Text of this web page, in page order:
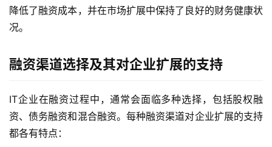
降低了融资成本，并在市场扩展中保持了良好的财务健康状
况。
融资渠道选择及其对企业扩展的支持
IT企业在融资过程中，通常会面临多种选择，包括股权融
资、债务融资和混合融资。每种融资渠道对企业扩展的支持
都各有特点：